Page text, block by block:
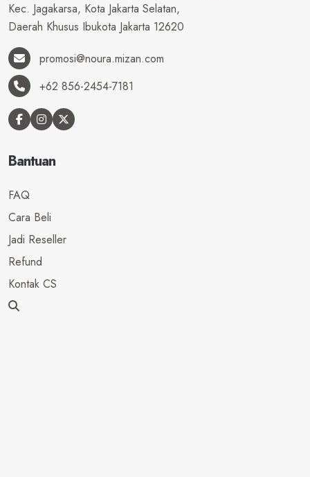
Kec. Jagakarsa, Kota Jakarta Selatan,
Daerah Khusus Ibukota Jakarta 12620
promosi@noura.mizan.com
+62 856-2454-7181
Bantuan
FAQ
Cara Beli
Jadi Reseller
Refund
Kontak CS